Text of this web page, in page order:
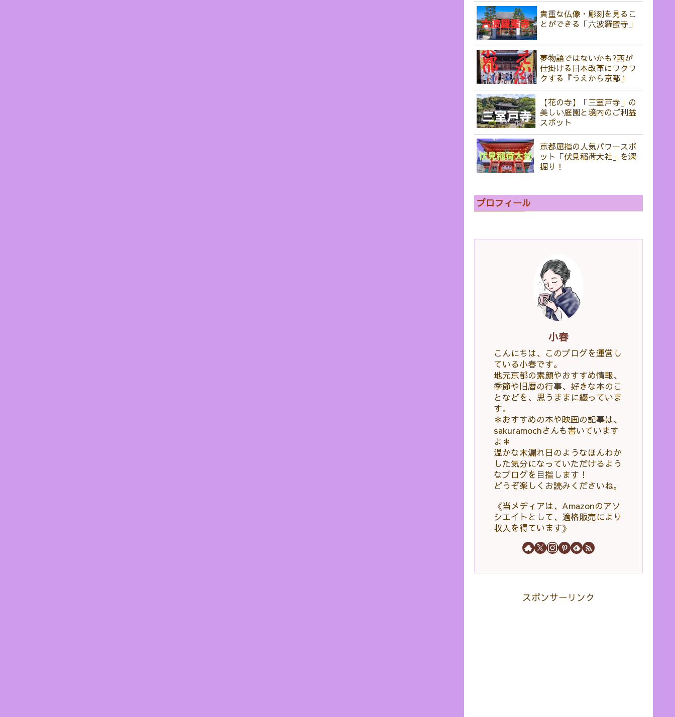
貴重な仏像・彫刻を見るこ
とができる「六波羅蜜寺」
夢物語ではないかも?西が
仕掛ける日本改革にワクワ
クする『うえから京都』
【花の寺】「三室戸寺」の
美しい庭園と境内のご利益
スポット
京都屈指の人気パワースポ
ット「伏見稲荷大社」を深
掘り！
プロフィール
小春
こんにちは、このブログを運営し
ている小春です。
地元京都の素顔やおすすめ情報、
季節や旧暦の行事、好きな本のこ
となどを、思うままに綴っていま
す。
＊おすすめの本や映画の記事は、
sakuramochさんも書いています
よ＊
温かな木漏れ日のようなほんわか
した気分になっていただけるよう
なブログを目指します！
どうぞ楽しくお読みくださいね。
《当メディアは、Amazonのアソ
シエイトとして、適格販売により
収入を得ています》
スポンサーリンク